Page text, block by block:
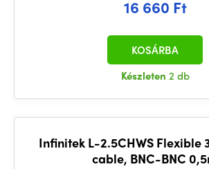
16 660 Ft
Készleten 2 db
KOSÁRBA
Infinitek L-2.5CHWS Flexible
cable, BNC-BNC